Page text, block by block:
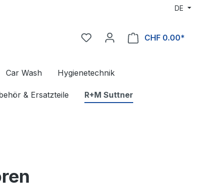
DE
CHF 0.00*
Car Wash Hygienetechnik
& Ersatzteile R+M Suttner